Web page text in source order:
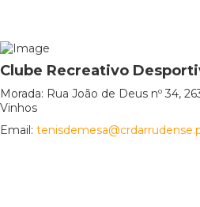
Clube Recreativo
Morada: Rua João de Deus nº 34,
Vinhos
Email: